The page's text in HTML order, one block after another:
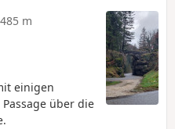
m
einigen
über die